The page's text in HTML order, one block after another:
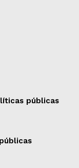
públicas